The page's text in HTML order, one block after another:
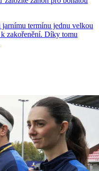
termínu jednu velkou
zakořenění. Díky tomu